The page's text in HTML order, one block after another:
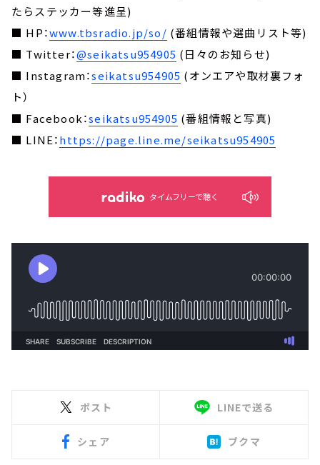
たらステッカー等進呈)
■ HP：www.tbsradio.jp/so/ (番組情報や選曲リスト等)
■ Twitter：@seikatsu954905 (日々のお知らせ)
■ Instagram：seikatsu954905 (オンエアや取材裏フォ
ト）
■ Facebook：seikatsu954905 (番組情報と写真)
■ LINE：https://page.line.me/seikatsu954905
タイムフリーで聴く
ポスト LINEで送る
シェア ブクマ